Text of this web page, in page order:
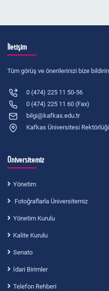
İletişim
Tüm görüş ve önerilerinizi bize
0 (474) 225 11 50-56
0 (474) 225 11 60 (Fax)
bilgi@kafkas.edu.tr
Kafkas Üniversitesi
Üniversitemiz
Yönetim
Fotoğraflarla Üniversitemiz
Yönetim Kurulu
Kalite Kurulu
Senato
İdari Birimler
Telefon Rehberi